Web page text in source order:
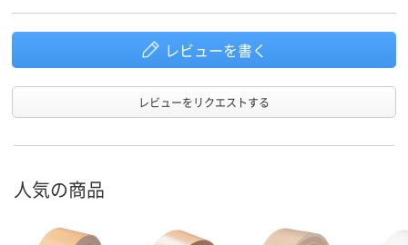
レビューを書く
レビューをリクエストする
人気の商品